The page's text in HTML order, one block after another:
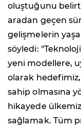
oluştuğunu
aradan geçen
gelişmelerin
söyledi:
yeni modellere,
olarak hedefimiz,
sahip olmasına
hikayede
sağlamak. Tüm